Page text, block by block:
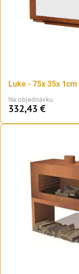
Luke - 75x 35x 1cm
Na objednávku
332,43 €